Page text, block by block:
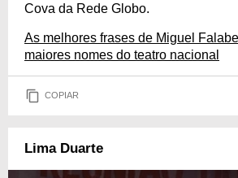
Cova da Rede Globo.
As melhores frases de Miguel
maiores nomes do teatro nacional
COPIAR
Lima Duarte